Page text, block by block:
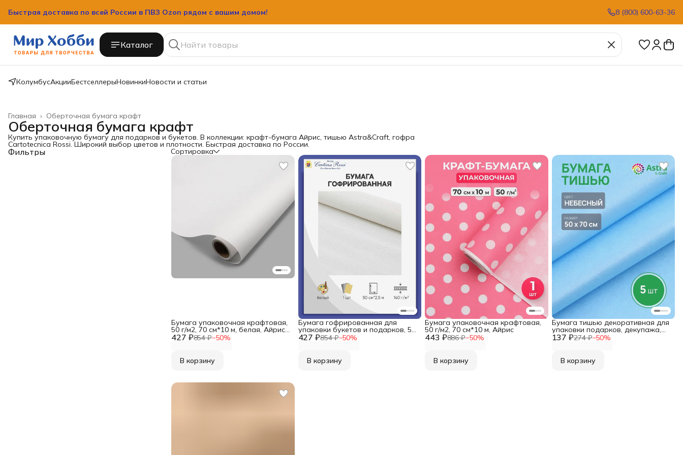
Быстрая доставка по всей России в ПВЗ Ozon рядом с вашим домом!
Быстрая доставка по всей России в ПВЗ Ozon рядом с вашим домом!
8 (800) 600-63-36
Каталог
КолумбусАкцииБестселлерыНовинкиНовости и статьи
Оберточная бумага крафт
Главная ›
Оберточная бумага крафт
Купить упаковочную бумагу для подарков и букетов. В коллекции: крафт-бумага Айрис, тишью Astra&Craft, гофра
Cartotecnica Rossi. Широкий выбор цветов и плотности. Быстрая доставка по России.
Фильтры Сортировка
427 ₽854 ₽−50%
Бумага упаковочная крафтовая,
50 г/м2, 70 см*10 м, белая, Айрис,
подарочная упаковка
В корзину
427 ₽854 ₽−50%
Бумага гофрированная для
упаковки букетов и подарков, 50
см*2,5 м, 140 гр, 900 белая,
В корзину
443 ₽886 ₽−50%
Бумага упаковочная крафтовая,
50 г/м2, 70 см*10 м, Айрис
В корзину
137 ₽274 ₽−50%
Бумага тишью декоративная для
упаковки подарков, декупажа,
скрапбукинга, оформления
В корзину